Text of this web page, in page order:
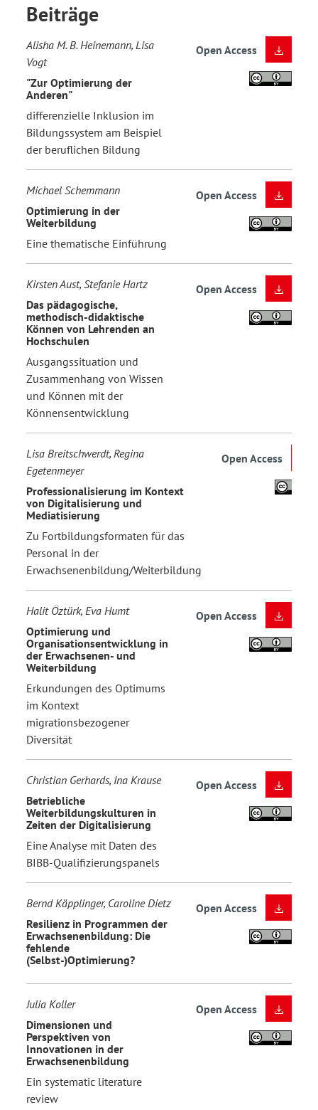
Beiträge
Alisha M. B. Heinemann, Lisa
Vogt
"Zur Optimierung der
Anderen"
differenzielle Inklusion im
Bildungssystem am Beispiel
der beruflichen Bildung
Open Access
Michael Schemmann
Optimierung in der
Weiterbildung
Eine thematische Einführung
Open Access
Kirsten Aust, Stefanie Hartz
Das pädagogische,
methodisch-didaktische
Können von Lehrenden an
Hochschulen
Ausgangssituation und
Zusammenhang von Wissen
und Können mit der
Könnensentwicklung
Open Access
Lisa Breitschwerdt, Regina
Egetenmeyer
Professionalisierung im Kontext
von Digitalisierung und
Mediatisierung
Zu Fortbildungsformaten für das
Personal in der
Erwachsenenbildung/Weiterbildung
Open Access
Halit Öztürk, Eva Humt
Optimierung und
Organisationsentwicklung in
der Erwachsenen- und
Weiterbildung
Erkundungen des Optimums
im Kontext
migrationsbezogener
Diversität
Open Access
Christian Gerhards, Ina Krause
Betriebliche
Weiterbildungskulturen in
Zeiten der Digitalisierung
Eine Analyse mit Daten des
BIBB-Qualifizierungspanels
Open Access
Bernd Käpplinger, Caroline Dietz
Resilienz in Programmen der
Erwachsenenbildung: Die
fehlende
(Selbst-)Optimierung?
Open Access
Julia Koller
Dimensionen und
Perspektiven von
Innovationen in der
Erwachsenenbildung
Ein systematic literature
review
Open Access